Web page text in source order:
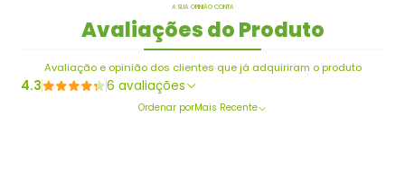
A SUA OPINIÃO CONTA
Avaliações do Produto
Avaliação e opinião dos clientes que já adquiriram o produto
4.3 6 avaliações
Ordenar porMais Recente